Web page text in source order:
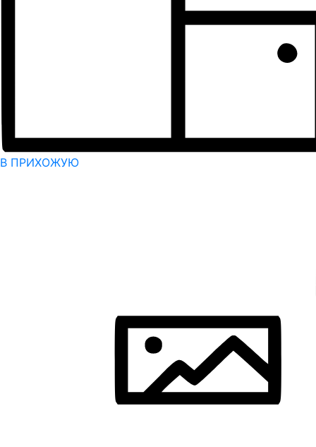
В ПРИХОЖУЮ